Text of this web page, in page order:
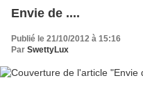
Envie de ....
Publié le 21/10/2012 à 15:16
Par SwettyLux